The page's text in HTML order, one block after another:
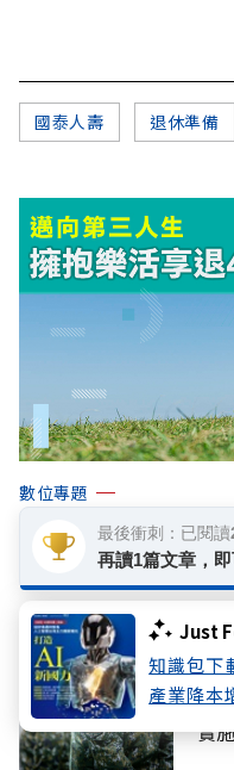
Just
知識包下
產業降本
國泰人壽 退休準備
數位專題
邁向第三人生 擁
你可能感興趣
話題
城
實
最後衝刺：已閱
再讀1篇文章，即